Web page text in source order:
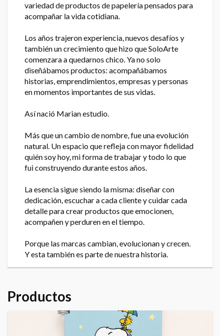
variedad de productos de papelería pensados para
acompañar la vida cotidiana.
Los años trajeron experiencia, nuevos desafíos y
también un crecimiento que hizo que SoloArte
comenzara a quedarnos chico. Ya no solo
diseñábamos productos: acompañábamos
historias, emprendimientos, empresas y personas
en momentos importantes de sus vidas.
Así nació Marian estudio.
Más que un cambio de nombre, fue una evolución
natural. Un espacio que refleja con mayor fidelidad
quién soy hoy, mi forma de trabajar y todo lo que
fui construyendo durante estos años.
La esencia sigue siendo la misma: diseñar con
dedicación, escuchar a cada cliente y cuidar cada
detalle para crear productos que emocionen,
acompañen y perduren en el tiempo.
Porque las marcas cambian, evolucionan y crecen.
Y esta también es parte de nuestra historia.
Productos